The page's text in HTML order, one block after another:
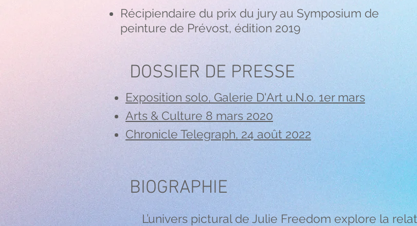
Récipiendaire du prix du jury au Symposium de
peinture de Prévost, édition 2019
DOSSIER DE PRESSE
Exposition solo, Galerie D'Art u.N.o. 1er mars
Arts & Culture 8 mars 2020
Chronicle Telegraph, 24 août 2022
BIOGRAPHIE
L’univers pictural de Julie Freedom explore la